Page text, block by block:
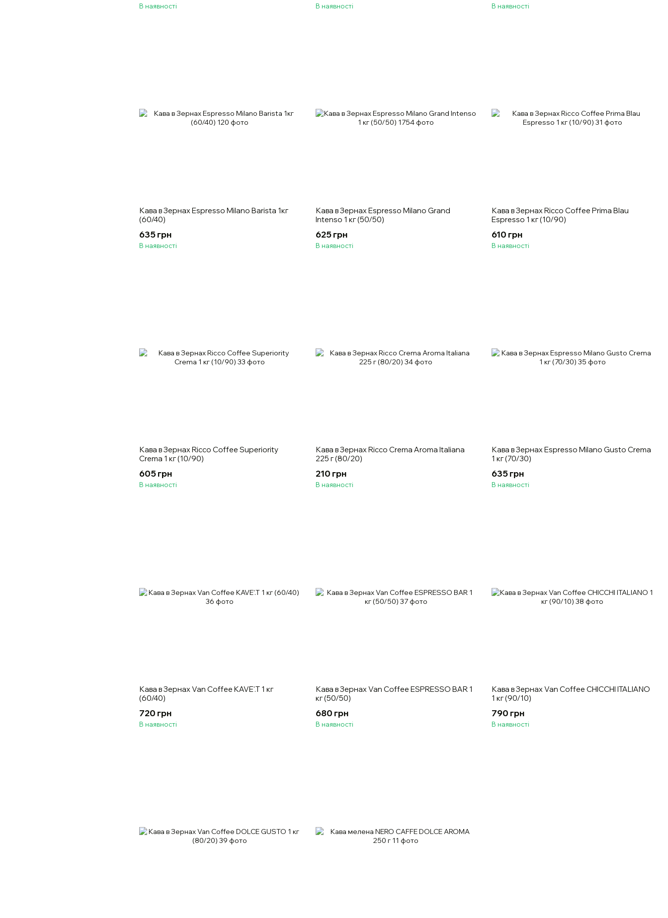
В наявності В наявності В наявності
Кава в Зернах Espresso Milano Barista 1кг
(60/40)
635 грн
В наявності
Кава в Зернах Espresso Milano Grand
Intenso 1 кг (50/50)
625 грн
В наявності
Кава в Зернах Ricco Coffee Prima Blau
Espresso 1 кг (10/90)
610 грн
В наявності
Кава в Зернах Ricco Coffee Superiority
Crema 1 кг (10/90)
605 грн
В наявності
Кава в Зернах Ricco Crema Aroma Italiana
225 г (80/20)
210 грн
В наявності
Кава в Зернах Espresso Milano Gusto Crema
1 кг (70/30)
635 грн
В наявності
Кава в Зернах Van Coffee KAVE'.T 1 кг
(60/40)
720 грн
В наявності
Кава в Зернах Van Coffee ESPRESSO BAR 1
кг (50/50)
680 грн
В наявності
Кава в Зернах Van Coffee CHICCHI ITALIANO
1 кг (90/10)
790 грн
В наявності